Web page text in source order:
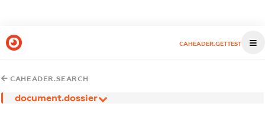
CAHEADER.GETTEST
CAHEADER.SEARCH
document.dossier